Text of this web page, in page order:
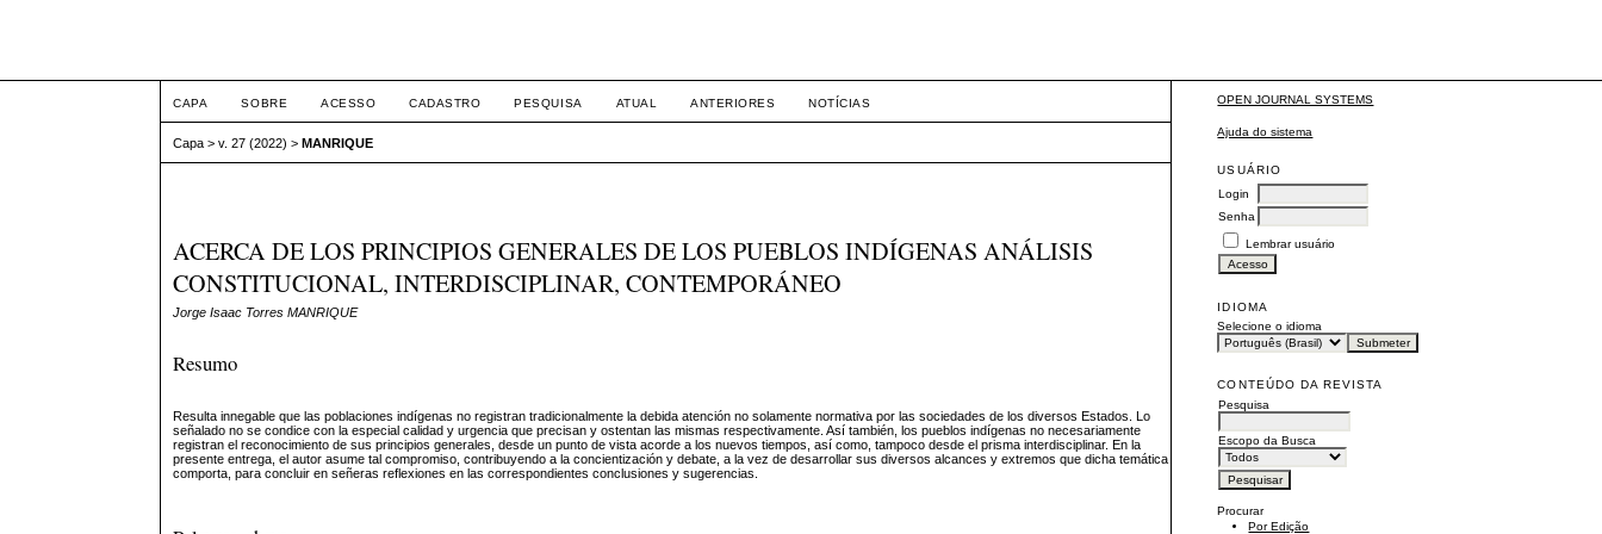
OPEN JOURNAL SYSTEMS
Ajuda do sistema
USUÁRIO
Login
Senha
Lembrar usuário
IDIOMA
Selecione o idioma
CONTEÚDO DA REVISTA
Pesquisa
Escopo da Busca
Procurar
Por Edição
CAPA SOBRE ACESSO CADASTRO PESQUISA ATUAL ANTERIORES NOTÍCIAS
Capa >v. 27 (2022) >MANRIQUE
ACERCA DE LOS PRINCIPIOS GENERALES DE LOS PUEBLOS INDÍGENAS ANÁLISIS
CONSTITUCIONAL, INTERDISCIPLINAR, CONTEMPORÁNEO
Jorge Isaac Torres MANRIQUE
Resumo
Resulta innegable que las poblaciones indígenas no registran tradicionalmente la debida atención no solamente normativa por las sociedades de los diversos Estados. Lo
señalado no se condice con la especial calidad y urgencia que precisan y ostentan las mismas respectivamente. Así también, los pueblos indígenas no necesariamente
registran el reconocimiento de sus principios generales, desde un punto de vista acorde a los nuevos tiempos, así como, tampoco desde el prisma interdisciplinar. En la
presente entrega, el autor asume tal compromiso, contribuyendo a la concientización y debate, a la vez de desarrollar sus diversos alcances y extremos que dicha temática
comporta, para concluir en señeras reflexiones en las correspondientes conclusiones y sugerencias.